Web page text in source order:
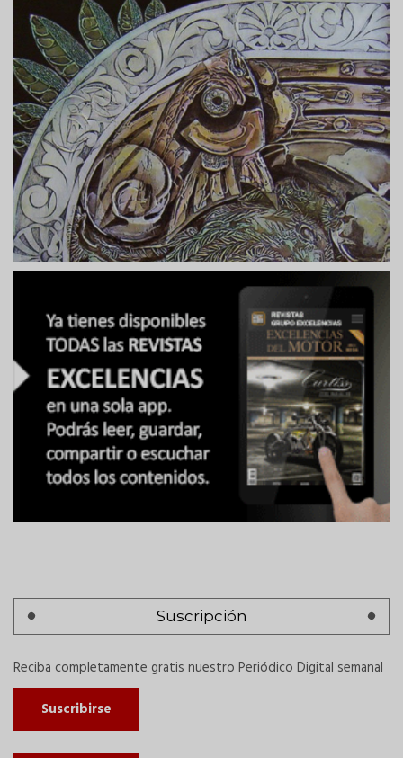
Suscripción
Reciba completamente gratis nuestro Periódico Digital semanal
Suscribirse